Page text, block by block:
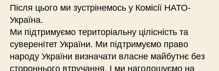
Після цього ми зустрінемось у Комісії НАТО-
Україна.
Ми підтримуємо територіальну цілісність та
суверенітет України. Ми підтримуємо право
народу України визначати власне майбутнє без
стороннього втручання. І ми наголошуємо на